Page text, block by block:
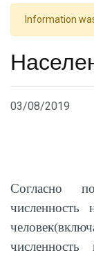
Information
03/08/2019
Согласно
численность